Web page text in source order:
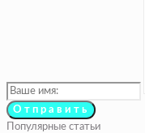
Популярные статьи